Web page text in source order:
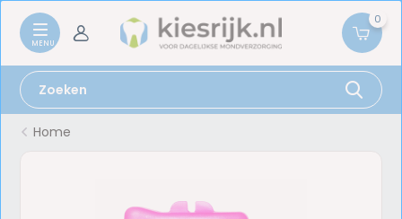
0
Home